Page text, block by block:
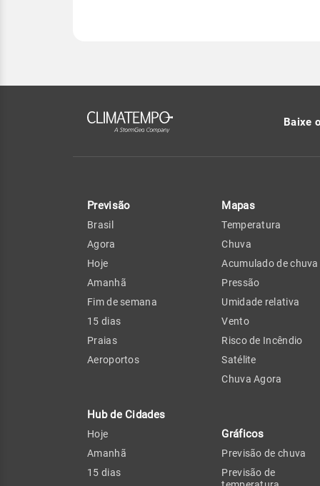
Baixe
Previsão
Brasil
Agora
Hoje
Amanhã
Fim de semana
15 dias
Praias
Aeroportos
Hub de Cidades
Hoje
Amanhã
15 dias
Mapas
Temperatura
Chuva
Acumulado de chuva
Pressão
Umidade relativa
Vento
Risco de Incêndio
Satélite
Chuva Agora
Gráficos
Previsão de chuva
Previsão de